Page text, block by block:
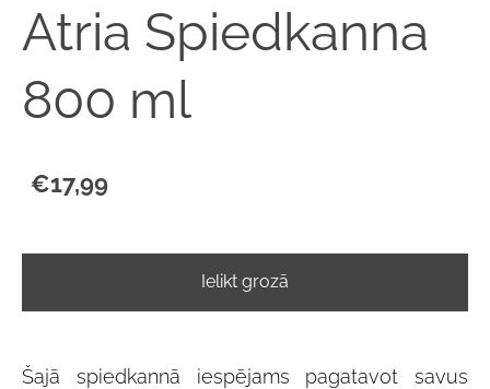
Atria Spiedkanna
800 ml
€17,99
Ielikt grozā
Šajā spiedkannā iespējams pagatavot savus